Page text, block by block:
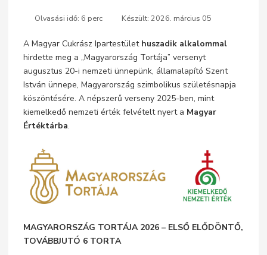
Olvasási idő: 6 perc Készült: 2026. március 05
A Magyar Cukrász Ipartestület huszadik alkalommal
hirdette meg a „Magyarország Tortája” versenyt
augusztus 20-i nemzeti ünnepünk, államalapító Szent
István ünnepe, Magyarország szimbolikus születésnapja
köszöntésére. A népszerű verseny 2025-ben, mint
kiemelkedő nemzeti érték felvételt nyert a Magyar
Értéktárba.
MAGYARORSZÁG TORTÁJA 2026 – ELSŐ ELŐDÖNTŐ,
TOVÁBBJUTÓ 6 TORTA